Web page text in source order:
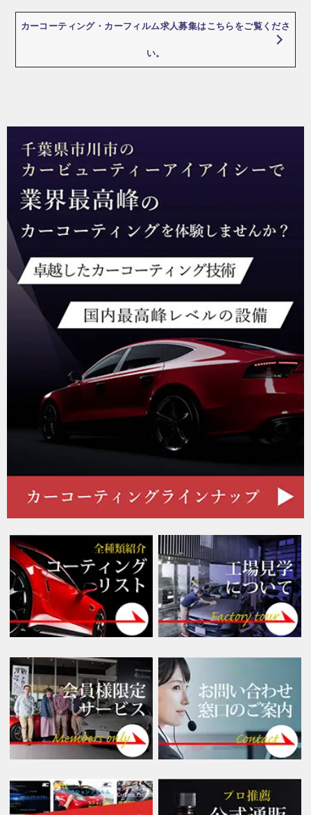
カーコーティング・カーフィルム求人募集はこちらをご覧くださ
い。